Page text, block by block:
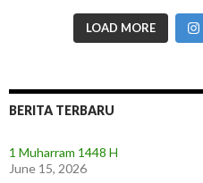
LOAD MORE
BERITA TERBARU
1 Muharram 1448 H
June 15, 2026